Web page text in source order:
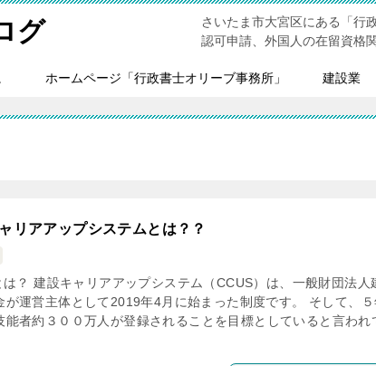
グ
さいたま市大宮区にある「行
認可申請、外国人の在留資格
ホームページ「行政書士オリーブ事務所」 建設業
リアアップシステムとは？？
は？ 建設キャリアアップシステム（CCUS）は、一般財団法人
が運営主体として2019年4月に始まった制度です。 そして、５
能者約３００万人が登録されることを目標としていると言われ